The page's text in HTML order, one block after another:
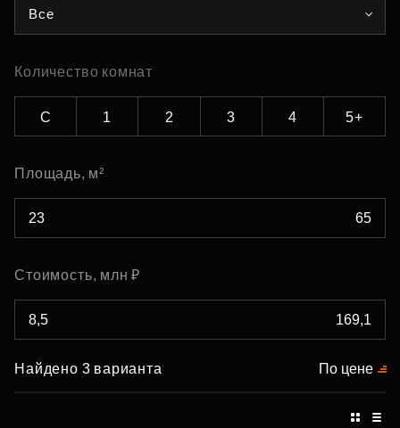
Все
Количество комнат
С 1 2 3 4 5+
Площадь, м²
Стоимость, млн ₽
Найдено 3 варианта По цене